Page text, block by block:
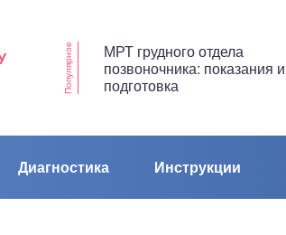
Популярное
МРТ грудного отдела
позвоночника: показания и
подготовка
Диагностика Инструкции